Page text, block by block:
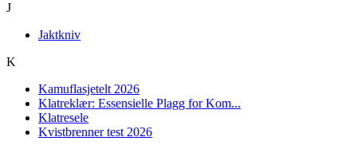
J
Jaktkniv
K
Kamuflasjetelt 2026
Klatreklær: Essensielle Plagg for Kom...
Klatresele
Kvistbrenner test 2026